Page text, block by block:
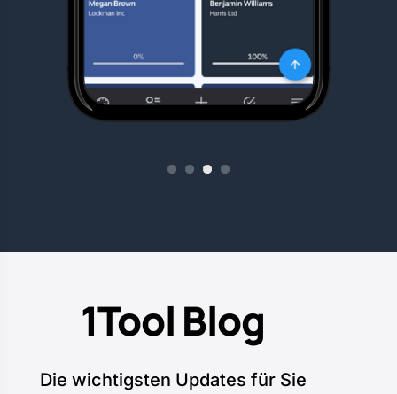
1Tool Blog
Die wichtigsten Updates für Sie